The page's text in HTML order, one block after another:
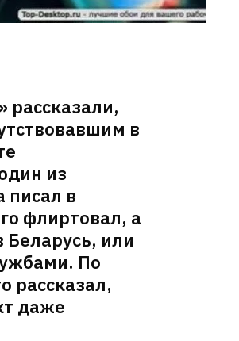
рассказали,
в
из
писал в
флиртовал, а
Беларусь, или
По
рассказал,
даже